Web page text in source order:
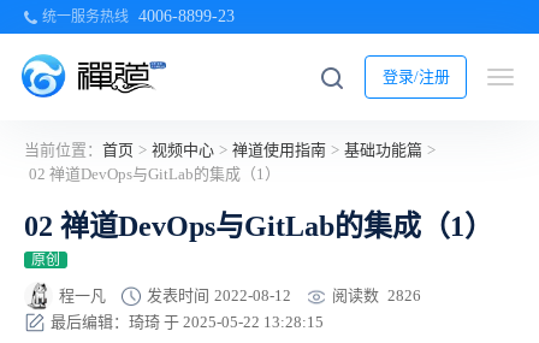
统一服务热线 4006-8899-23
登录/注册
当前位置： 首页 > 视频中心 > 禅道使用指南 > 基础功能篇 >
02 禅道DevOps与GitLab的集成（1）
02 禅道DevOps与GitLab的集成（1）
原创
程一凡 发表时间 2022-08-12 阅读数 2826
最后编辑：琦琦 于 2025-05-22 13:28:15